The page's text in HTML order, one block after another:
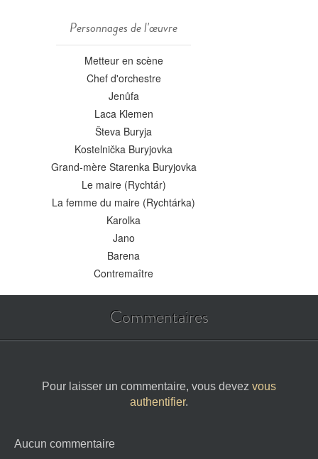
Personnages de l'œuvre
Metteur en scène
Chef d'orchestre
Jenůfa
Laca Klemen
Števa Buryja
Kostelnička Buryjovka
Grand-mère Starenka Buryjovka
Le maire (Rychtár)
La femme du maire (Rychtárka)
Karolka
Jano
Barena
Contremaître
Commentaires
Pour laisser un commentaire, vous devez vous
authentifier.
Aucun commentaire